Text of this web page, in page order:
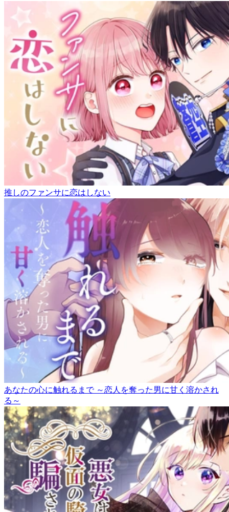
推しのファンサに恋はしない
あなたの心に触れるまで ～恋人を奪った男に甘く溶かされ
る～